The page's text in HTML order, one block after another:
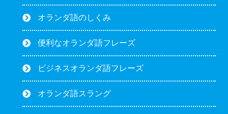
オランダ語のしくみ
便利なオランダ語フレーズ
ビジネスオランダ語フレーズ
オランダ語スラング